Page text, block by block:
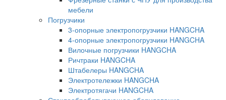
мебели
Погрузчики
3-опорные электропогрузчики HANGCHA
4-опорные электропогрузчики HANGCHA
Вилочные погрузчики HANGCHA
Ричтраки HANGCHA
Штабелеры HANGCHA
Электротележки HANGCHA
Электротягачи HANGCHA